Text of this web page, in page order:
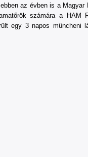
az évben is a
számára a
egy 3 napos müncheni